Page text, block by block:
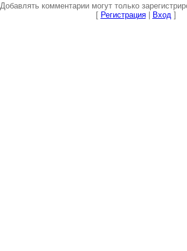
Добавлять комментарии могут только
[ Регистрация| Вход ]